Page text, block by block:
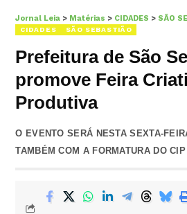
Jornal Leia > Matérias > CIDADES > SÃO
CIDADES SÃO SEBASTIÃO
Prefeitura de São
promove Feira
Produtiva
O EVENTO SERÁ NESTA SEXTA-
TAMBÉM COM A FORMATURA DO